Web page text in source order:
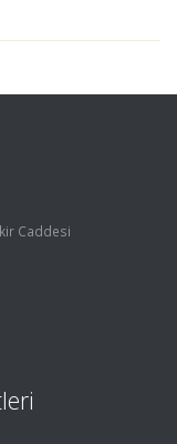
Caddesi